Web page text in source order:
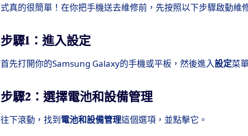
式真的很簡單！在你把手機送去維修前，先按照以下步驟啟動維
步驟1：進入設定
首先打開你的Samsung Galaxy的手機或平板，然後進入設定菜
步驟2：選擇電池和設備管理
往下滾動，找到電池和設備管理這個選項，並點擊它。